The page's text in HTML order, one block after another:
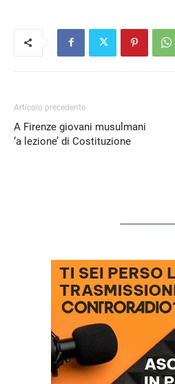
Articolo precedente
A Firenze giovani musulmani
‘a lezione’ di Costituzione